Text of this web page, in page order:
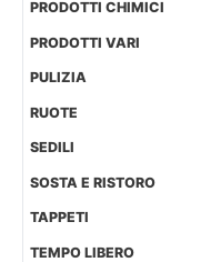
PRODOTTI CHIMICI
PRODOTTI VARI
PULIZIA
RUOTE
SEDILI
SOSTA E RISTORO
TAPPETI
TEMPO LIBERO